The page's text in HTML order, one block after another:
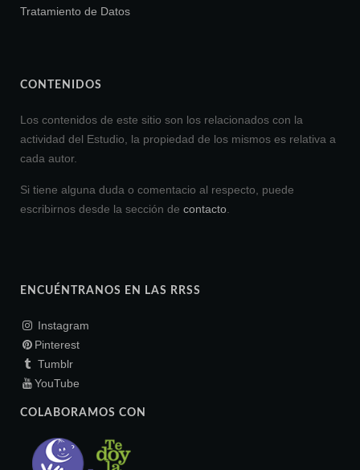
Tratamiento de Datos
CONTENIDOS
Los contenidos de este sitio son los relacionados con la
actividad del Estudio, la propiedad de los mismos es relativa a
cada autor.
Si tiene alguna duda o comentacio al respecto, puede
escribirnos desde la sección de contacto
ENCUÉNTRANOS EN LAS RRSS
Instagram
Pinterest
Tumblr
YouTube
COLABORAMOS CON